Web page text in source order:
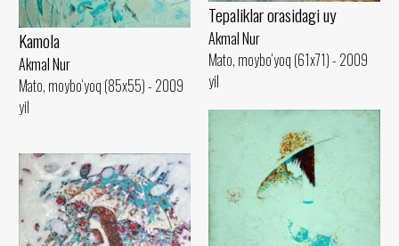
Kamola
Akmal Nur
Mato, moybo‘yoq (85x55) - 2009
yil
Tepaliklar orasidagi uy
Akmal Nur
Mato, moybo‘yoq (61x71) - 2009
yil